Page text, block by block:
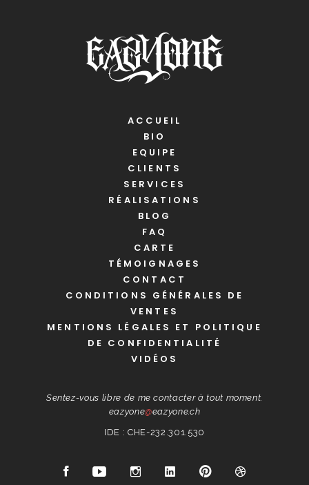
ACCUEIL
BIO
EQUIPE
CLIENTS
SERVICES
RÉALISATIONS
BLOG
FAQ
CARTE
TÉMOIGNAGES
CONTACT
CONDITIONS GÉNÉRALES DE
VENTES
MENTIONS LÉGALES ET POLITIQUE
DE CONFIDENTIALITÉ
VIDÉOS
Sentez-vous libre de me contacter à tout moment.
eazyone@eazyone.ch
IDE : CHE-232.301.530